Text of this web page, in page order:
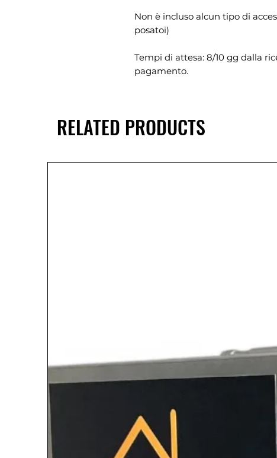
Non è incluso alcun tipo di
posatoi)
Tempi di attesa: 8/10 gg dalla
pagamento.
RELATED PRODUCTS